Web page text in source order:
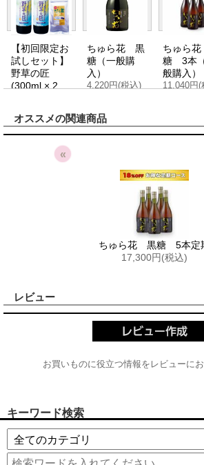
【初回限定お
試しセット】
野草の匠
(300ml × 2
ク)
2,980円(税込)
ちゅら花 黒
糖（一般購
入）
4,220円(税込)
ちゅら
糖 3本
般購入）
11,040円(
オススメの関連商品
ちゅら花 黒糖 5本定
17,300円(税込)
«
レビュー
お買いものに役立つ情報をレビューにお
キーワード検索